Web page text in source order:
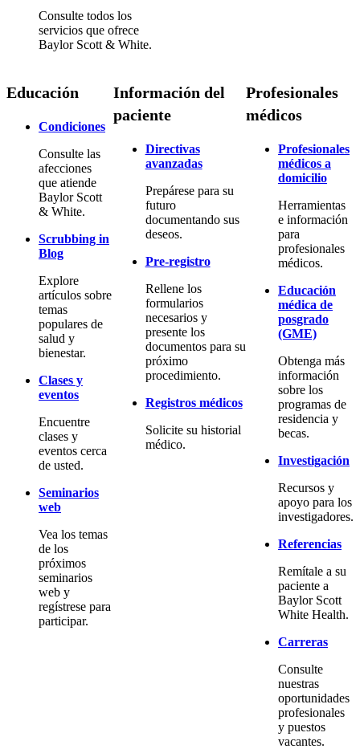
Consulte todos los
servicios que ofrece
Baylor Scott & White.
Educación
Condiciones
Consulte las
afecciones
que atiende
Baylor Scott
& White.
Scrubbing in
Blog
Explore
artículos sobre
temas
populares de
salud y
bienestar.
Clases y
eventos
Encuentre
clases y
eventos cerca
de usted.
Seminarios
web
Vea los temas
de los
próximos
seminarios
web y
regístrese para
participar.
Información del
paciente
Directivas
avanzadas
Prepárese para su
futuro
documentando sus
deseos.
Pre-registro
Rellene los
formularios
necesarios y
presente los
documentos para su
próximo
procedimiento.
Registros médicos
Solicite su historial
médico.
Profesionales
médicos
Profesionales
médicos a
domicilio
Herramientas
e información
para
profesionales
médicos.
Educación
médica de
posgrado
(GME)
Obtenga más
información
sobre los
programas de
residencia y
becas.
Investigación
Recursos y
apoyo para los
investigadores.
Referencias
Remítale a su
paciente a
Baylor Scott
White Health.
Carreras
Consulte
nuestras
oportunidades
profesionales
y puestos
vacantes.